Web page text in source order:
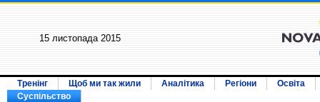
15 листопада 2015
Тренінг Щоб ми так жили Аналітика Регіони
Освіта
Суспільство